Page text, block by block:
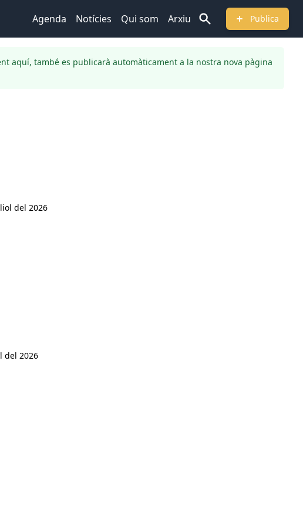
Agenda Notícies Qui som Arxiu Publica
aquí, també es publicarà automàticament a la nostra nova pàgina
del 2026
del 2026